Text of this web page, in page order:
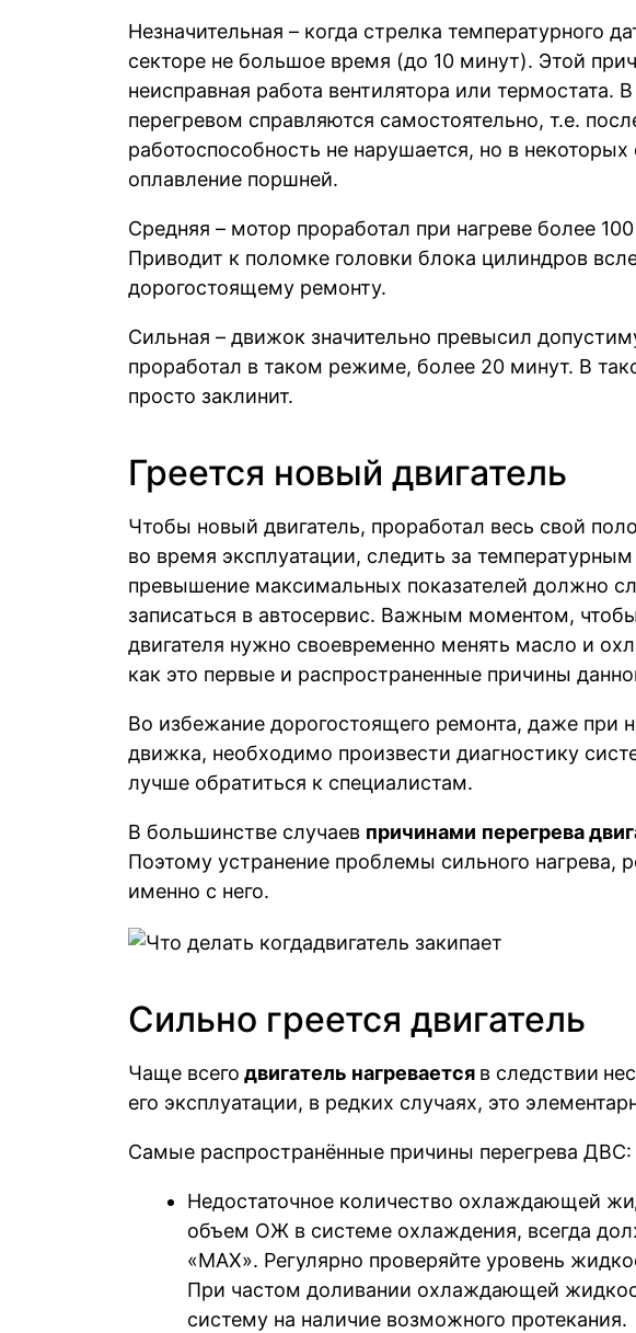
Незначительная – когда стрелка температурного
секторе не большое время (до 10 минут). Этой
неисправная работа вентилятора или термостата.
перегревом справляются самостоятельно, т.е.
работоспособность не нарушается, но в
оплавление поршней.
Средняя – мотор проработал при нагреве более
Приводит к поломке головки блока цилиндров
дорогостоящему ремонту.
Сильная – движок значительно превысил
проработал в таком режиме, более 20 минут. В
просто заклинит.
Греется новый двигатель
Чтобы новый двигатель, проработал весь свой
во время эксплуатации, следить за
превышение максимальных показателей должно
записаться в автосервис. Важным моментом,
двигателя нужно своевременно менять масло и
как это первые и распространенные причины
Во избежание дорогостоящего ремонта, даже при
движка, необходимо произвести диагностику
лучше обратиться к специалистам.
В большинстве случаев причинами перегрева
Поэтому устранение проблемы сильного нагрева,
именно с него.
Сильно греется двигатель
Чаще всего двигатель нагревается в следствии
его эксплуатации, в редких случаях, это
Самые распространённые причины перегрева ДВС:
Недостаточное количество охлаждающей
объем ОЖ в системе охлаждения, всегда
«МАХ». Регулярно проверяйте уровень
При частом доливании охлаждающей
систему на наличие возможного протекания.